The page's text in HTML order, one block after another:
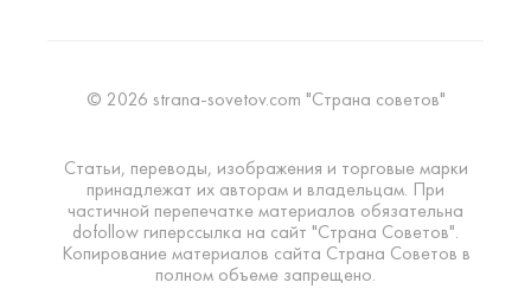
© 2026 strana-sovetov.com "Страна советов"
Статьи, переводы, изображения и торговые марки
принадлежат их авторам и владельцам. При
частичной перепечатке материалов обязательна
dofollow гиперссылка на сайт "Страна Советов".
Копирование материалов сайта Страна Советов в
полном объеме запрещено.